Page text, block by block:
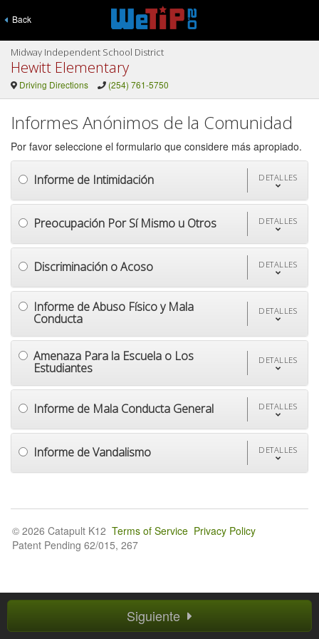
Back
Midway Independent School District
Hewitt Elementary
Driving Directions (254) 761-5750
Informes Anónimos de la Comunidad
Por favor seleccione el formulario que considere más apropiado.
Informe de Intimidación DETALLES
Preocupación Por Sí Mismo u Otros DETALLES
Discriminación o Acoso DETALLES
Informe de Abuso Físico y Mala
Conducta
DETALLES
Amenaza Para la Escuela o Los
Estudiantes
DETALLES
Informe de Mala Conducta General DETALLES
Informe de Vandalismo DETALLES
Siguiente
© 2026 Catapult K12 Terms of Service Privacy Policy
Patent Pending 62/015, 267